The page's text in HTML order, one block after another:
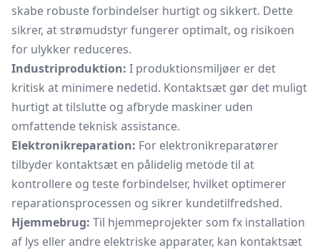
skabe robuste forbindelser hurtigt og sikkert. Dette
sikrer, at strømudstyr fungerer optimalt, og risikoen
for ulykker reduceres.
Industriproduktion: I produktionsmiljøer er det
kritisk at minimere nedetid. Kontaktsæt gør det muligt
hurtigt at tilslutte og afbryde maskiner uden
omfattende teknisk assistance.
Elektronikreparation: For elektronikreparatører
tilbyder kontaktsæt en pålidelig metode til at
kontrollere og teste forbindelser, hvilket optimerer
reparationsprocessen og sikrer kundetilfredshed.
Hjemmebrug: Til hjemmeprojekter som fx installation
af lys eller andre elektriske apparater, kan kontaktsæt